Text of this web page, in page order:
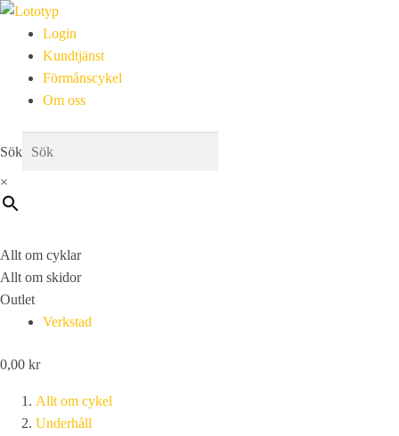
Login
Kundtjänst
Förmånscykel
Om oss
Sök
×
Allt om cyklar
Allt om skidor
Outlet
Verkstad
0,00 kr
Allt om cykel
Underhåll